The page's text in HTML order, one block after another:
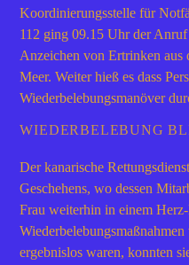
Koordinierungsstelle für
112 ging 09.15 Uhr der Anruf
Anzeichen von Ertrinken aus
Meer. Weiter hieß es dass
Wiederbelebungsmanöver
WIEDERBELEBUNG
Der kanarische
Geschehens, wo dessen
Frau weiterhin in einem
ergebnislos waren, konnten